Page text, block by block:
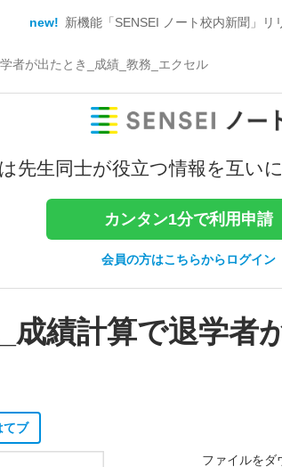
new! 新機能「SENSEI ノート校内新聞」リ
者が出たとき_成績_教務_エクセル
先生同士が役立つ情報を互い
カンタン1分で利用申請
会員の方はこちらからログイン
成績計算で退学者
てブ
ファイルをダ